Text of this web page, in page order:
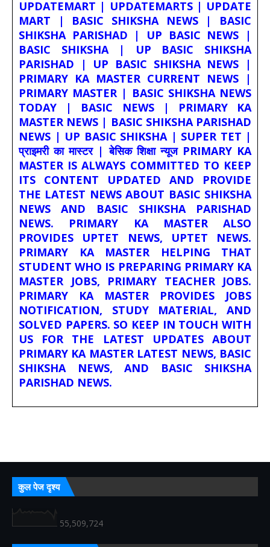
UPDATEMART | UPDATEMARTS | UPDATE
MART | BASIC SHIKSHA NEWS | BASIC
SHIKSHA PARISHAD | UP BASIC NEWS |
BASIC SHIKSHA | UP BASIC SHIKSHA
PARISHAD | UP BASIC SHIKSHA NEWS |
PRIMARY KA MASTER CURRENT NEWS |
PRIMARY MASTER | BASIC SHIKSHA NEWS
TODAY | BASIC NEWS | PRIMARY KA
MASTER NEWS | BASIC SHIKSHA PARISHAD
NEWS | UP BASIC SHIKSHA | SUPER TET |
प्राइमरी का मास्टर | बेसिक शिक्षा न्यूज PRIMARY KA
MASTER IS ALWAYS COMMITTED TO KEEP
ITS CONTENT UPDATED AND PROVIDE
THE LATEST NEWS ABOUT BASIC SHIKSHA
NEWS AND BASIC SHIKSHA PARISHAD
NEWS. PRIMARY KA MASTER ALSO
PROVIDES UPTET NEWS, UPTET NEWS.
PRIMARY KA MASTER HELPING THAT
STUDENT WHO IS PREPARING PRIMARY KA
MASTER JOBS, PRIMARY TEACHER JOBS.
PRIMARY KA MASTER PROVIDES JOBS
NOTIFICATION, STUDY MATERIAL, AND
SOLVED PAPERS. SO KEEP IN TOUCH WITH
US FOR THE LATEST UPDATES ABOUT
PRIMARY KA MASTER LATEST NEWS, BASIC
SHIKSHA NEWS, AND BASIC SHIKSHA
PARISHAD NEWS.
कुल पेज दृश्य
55,509,724